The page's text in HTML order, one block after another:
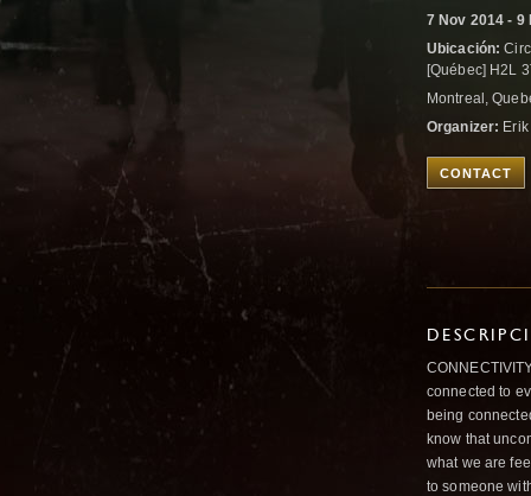
7 Nov 2014 - 9
Ubicación:
[Québec] H2L
Montreal,
Organizer:
CONTACT
connected to
being
know that
what we are
to someone